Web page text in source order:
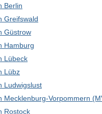
Berlin
Greifswald
Güstrow
Hamburg
Lübeck
Lübz
Ludwigslust
Mecklenburg-Vorpommern
Rostock